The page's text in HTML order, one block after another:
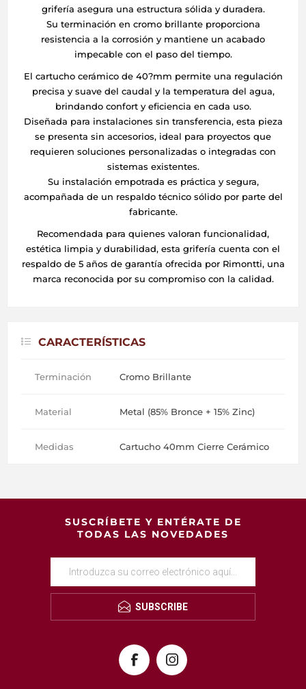
grifería asegura una estructura sólida y duradera.
Su terminación en cromo brillante proporciona
resistencia a la corrosión y mantiene un acabado
impecable con el paso del tiempo.
El cartucho cerámico de 40?mm permite una regulación
precisa y suave del caudal y la temperatura del agua,
brindando confort y eficiencia en cada uso.
Diseñada para instalaciones sin transferencia, esta pieza
se presenta sin accesorios, ideal para proyectos que
requieren soluciones personalizadas o integradas con
sistemas existentes.
Su instalación empotrada es práctica y segura,
acompañada de un respaldo técnico sólido por parte del
fabricante.
Recomendada para quienes valoran funcionalidad,
estética limpia y durabilidad, esta grifería cuenta con el
respaldo de 5 años de garantía ofrecida por Rimontti, una
marca reconocida por su compromiso con la calidad.
CARACTERÍSTICAS
Terminación Cromo Brillante
Material Metal (85% Bronce + 15% Zinc)
Medidas Cartucho 40mm Cierre Cerámico
SUSCRÍBETE Y ENTÉRATE DE
TODAS LAS NOVEDADES
SUBSCRIBE